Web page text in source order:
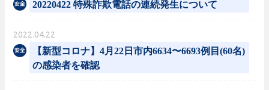
20220422 特殊詐欺電話の連続発生について
2022.04.22
【新型コロナ】4月22日市内6634〜6693例目(60名)
の感染者を確認